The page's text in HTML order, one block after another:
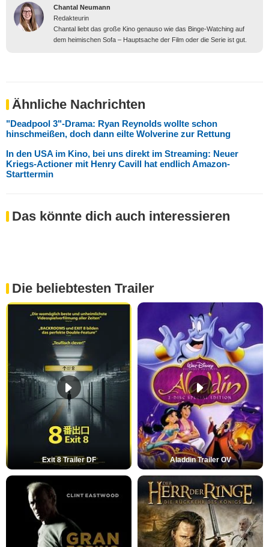
Chantal Neumann
Redakteurin
Chantal liebt das große Kino genauso wie das Binge-Watching auf
dem heimischen Sofa – Hauptsache der Film oder die Serie ist gut.
Ähnliche Nachrichten
"Deadpool 3"-Drama: Ryan Reynolds wollte schon
hinschmeißen, doch dann eilte Wolverine zur Rettung
In den USA im Kino, bei uns direkt im Streaming: Neuer
Kriegs-Actioner mit Henry Cavill hat endlich Amazon-
Starttermin
Das könnte dich auch interessieren
Die beliebtesten Trailer
Exit 8 Trailer DF Aladdin Trailer OV